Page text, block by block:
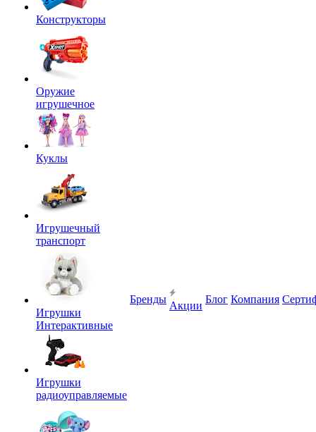
Конструкторы
Оружие
игрушечное
Куклы
Игрушечный
транспорт
Игрушки
Интерактивные
Игрушки
радиоуправляемые
Бренды
Акции
Блог Компания